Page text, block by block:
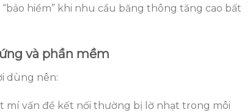
hiểm” khi nhu cầu băng thông tăng cao bất
và phần mềm
dùng nên: